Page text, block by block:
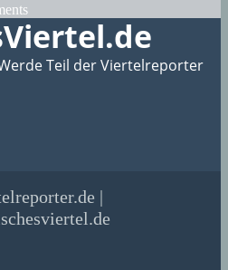
Teil der Viertelreporter
|